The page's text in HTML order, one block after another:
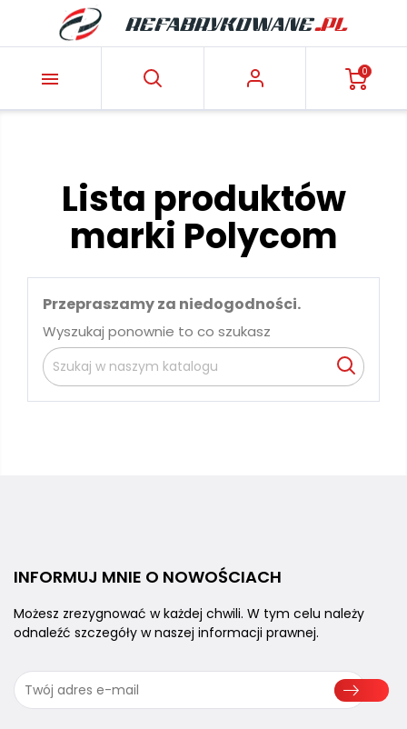
 0
Lista produktów
marki Polycom
Przepraszamy za niedogodności.
Wyszukaj ponownie to co szukasz
INFORMUJ MNIE O NOWOŚCIACH
Możesz zrezygnować w każdej chwili. W tym celu należy
odnaleźć szczegóły w naszej informacji prawnej.